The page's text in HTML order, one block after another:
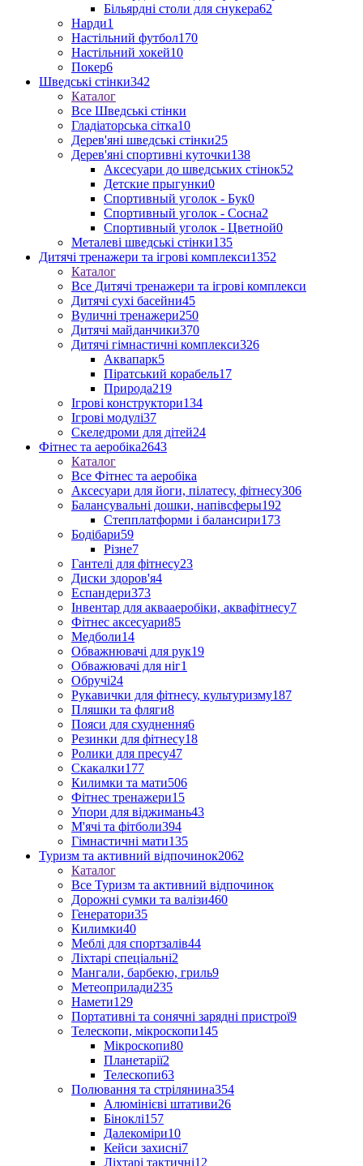
Більярдні столи для снукера62
Нарди1
Настільний футбол170
Настільний хокей10
Покер6
Шведські стінки342
Каталог
Все Шведські стінки
Гладіаторська сітка10
Дерев'яні шведські стінки25
Дерев'яні спортивні куточки138
Аксесуари до шведських стінок52
Детские прыгунки0
Спортивный уголок - Бук0
Спортивный уголок - Сосна2
Спортивный уголок - Цветной0
Металеві шведські стінки135
Дитячі тренажери та ігрові комплекси1352
Каталог
Все Дитячі тренажери та ігрові комплекси
Дитячі сухі басейни45
Вуличні тренажери250
Дитячі майданчики370
Дитячі гімнастичні комплекси326
Аквапарк5
Піратський корабель17
Природа219
Ігрові конструктори134
Ігрові модулі37
Скеледроми для дітей24
Фітнес та аеробіка2643
Каталог
Все Фітнес та аеробіка
Аксесуари для йоги, пілатесу, фітнесу306
Балансувальні дошки, напівсферы192
Степплатформи і балансири173
Бодібари59
Різне7
Гантелі для фітнесу23
Диски здоров'я4
Еспандери373
Інвентар для аквааеробіки, аквафітнесу7
Фітнес аксесуари85
Медболи14
Обважнювачі для рук19
Обважювачі для ніг1
Обручі24
Рукавички для фітнесу, культуризму187
Пляшки та фляги8
Пояси для схуднення6
Резинки для фітнесу18
Ролики для пресу47
Скакалки177
Килимки та мати506
Фітнес тренажери15
Упори для віджимань43
М'ячі та фітболи394
Гімнастичні мати135
Туризм та активний відпочинок2062
Каталог
Все Туризм та активний відпочинок
Дорожні сумки та валізи460
Генератори35
Килимки40
Меблі для спортзалів44
Ліхтарі спеціальні2
Мангали, барбекю, гриль9
Метеоприлади235
Намети129
Портативні та сонячні зарядні пристрої9
Телескопи, мікроскопи145
Мікроскопи80
Планетарії2
Телескопи63
Полювання та стрілянина354
Алюмінієві штативи26
Біноклі157
Далекоміри10
Кейси захисні7
Ліхтарі тактичні12